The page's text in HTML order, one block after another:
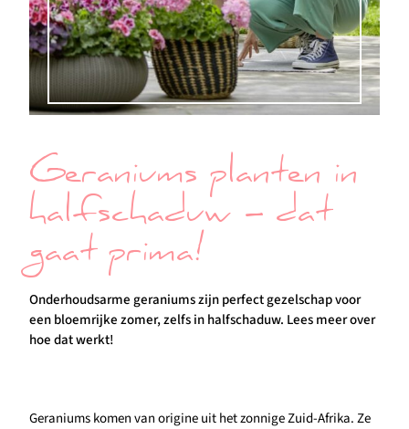
Geraniums planten in
halfschaduw – dat
gaat prima!
Onderhoudsarme geraniums zijn perfect gezelschap voor
een bloemrijke zomer, zelfs in halfschaduw. Lees meer over
hoe dat werkt!
Geraniums komen van origine uit het zonnige Zuid-Afrika. Ze